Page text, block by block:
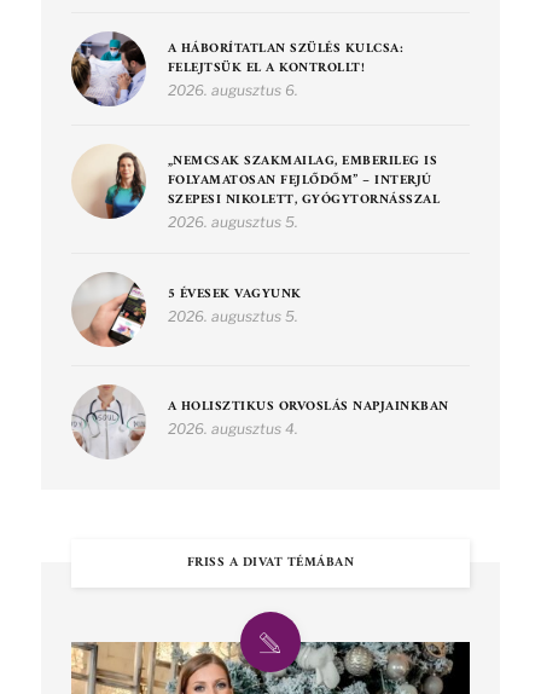
A HÁBORÍTATLAN SZÜLÉS KULCSA:
FELEJTSÜK EL A KONTROLLT!
2026. augusztus 6.
„NEMCSAK SZAKMAILAG, EMBERILEG IS
FOLYAMATOSAN FEJLŐDŐM” – INTERJÚ
SZEPESI NIKOLETT, GYÓGYTORNÁSSZAL
2026. augusztus 5.
5 ÉVESEK VAGYUNK
2026. augusztus 5.
A HOLISZTIKUS ORVOSLÁS NAPJAINKBAN
2026. augusztus 4.
FRISS A DIVAT TÉMÁBAN